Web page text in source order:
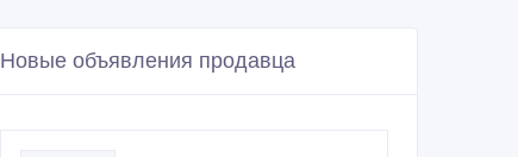
Новые объявления продавца